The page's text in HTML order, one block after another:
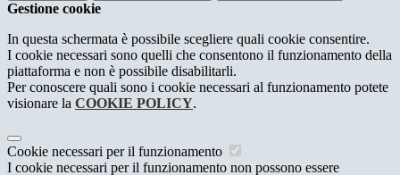
Gestione cookie
In questa schermata è possibile scegliere quali cookie consentire.
I cookie necessari sono quelli che consentono il funzionamento della
piattaforma e non è possibile disabilitarli.
Per conoscere quali sono i cookie necessari al funzionamento potete
visionare la COOKIE POLICY.
Cookie necessari per il funzionamento
I cookie necessari per il funzionamento non possono essere